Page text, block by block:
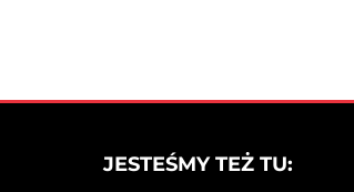
JESTEŚMY TEŻ TU: